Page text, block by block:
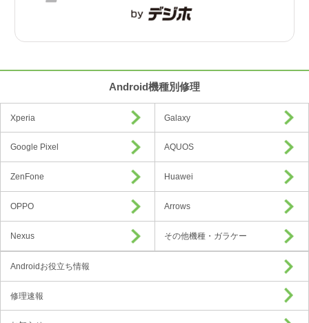
Android機種別修理
Xperia Galaxy
Google Pixel AQUOS
ZenFone Huawei
OPPO Arrows
Nexus その他機種・ガラケー
Androidお役立ち情報
修理速報